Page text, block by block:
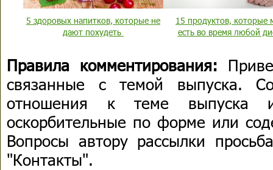
5 здоровых напитков, которые не
дают похудеть
15 продуктов, которые
есть во время любой
Правила комментирования:
связанные с темой выпуска.
отношения к теме выпуска
оскорбительные по форме или
Вопросы автору рассылки
"Контакты".